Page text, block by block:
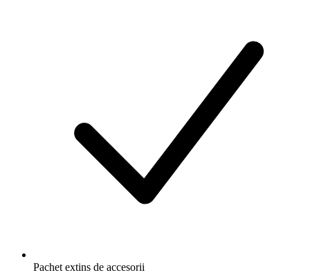
Pachet extins de accesorii